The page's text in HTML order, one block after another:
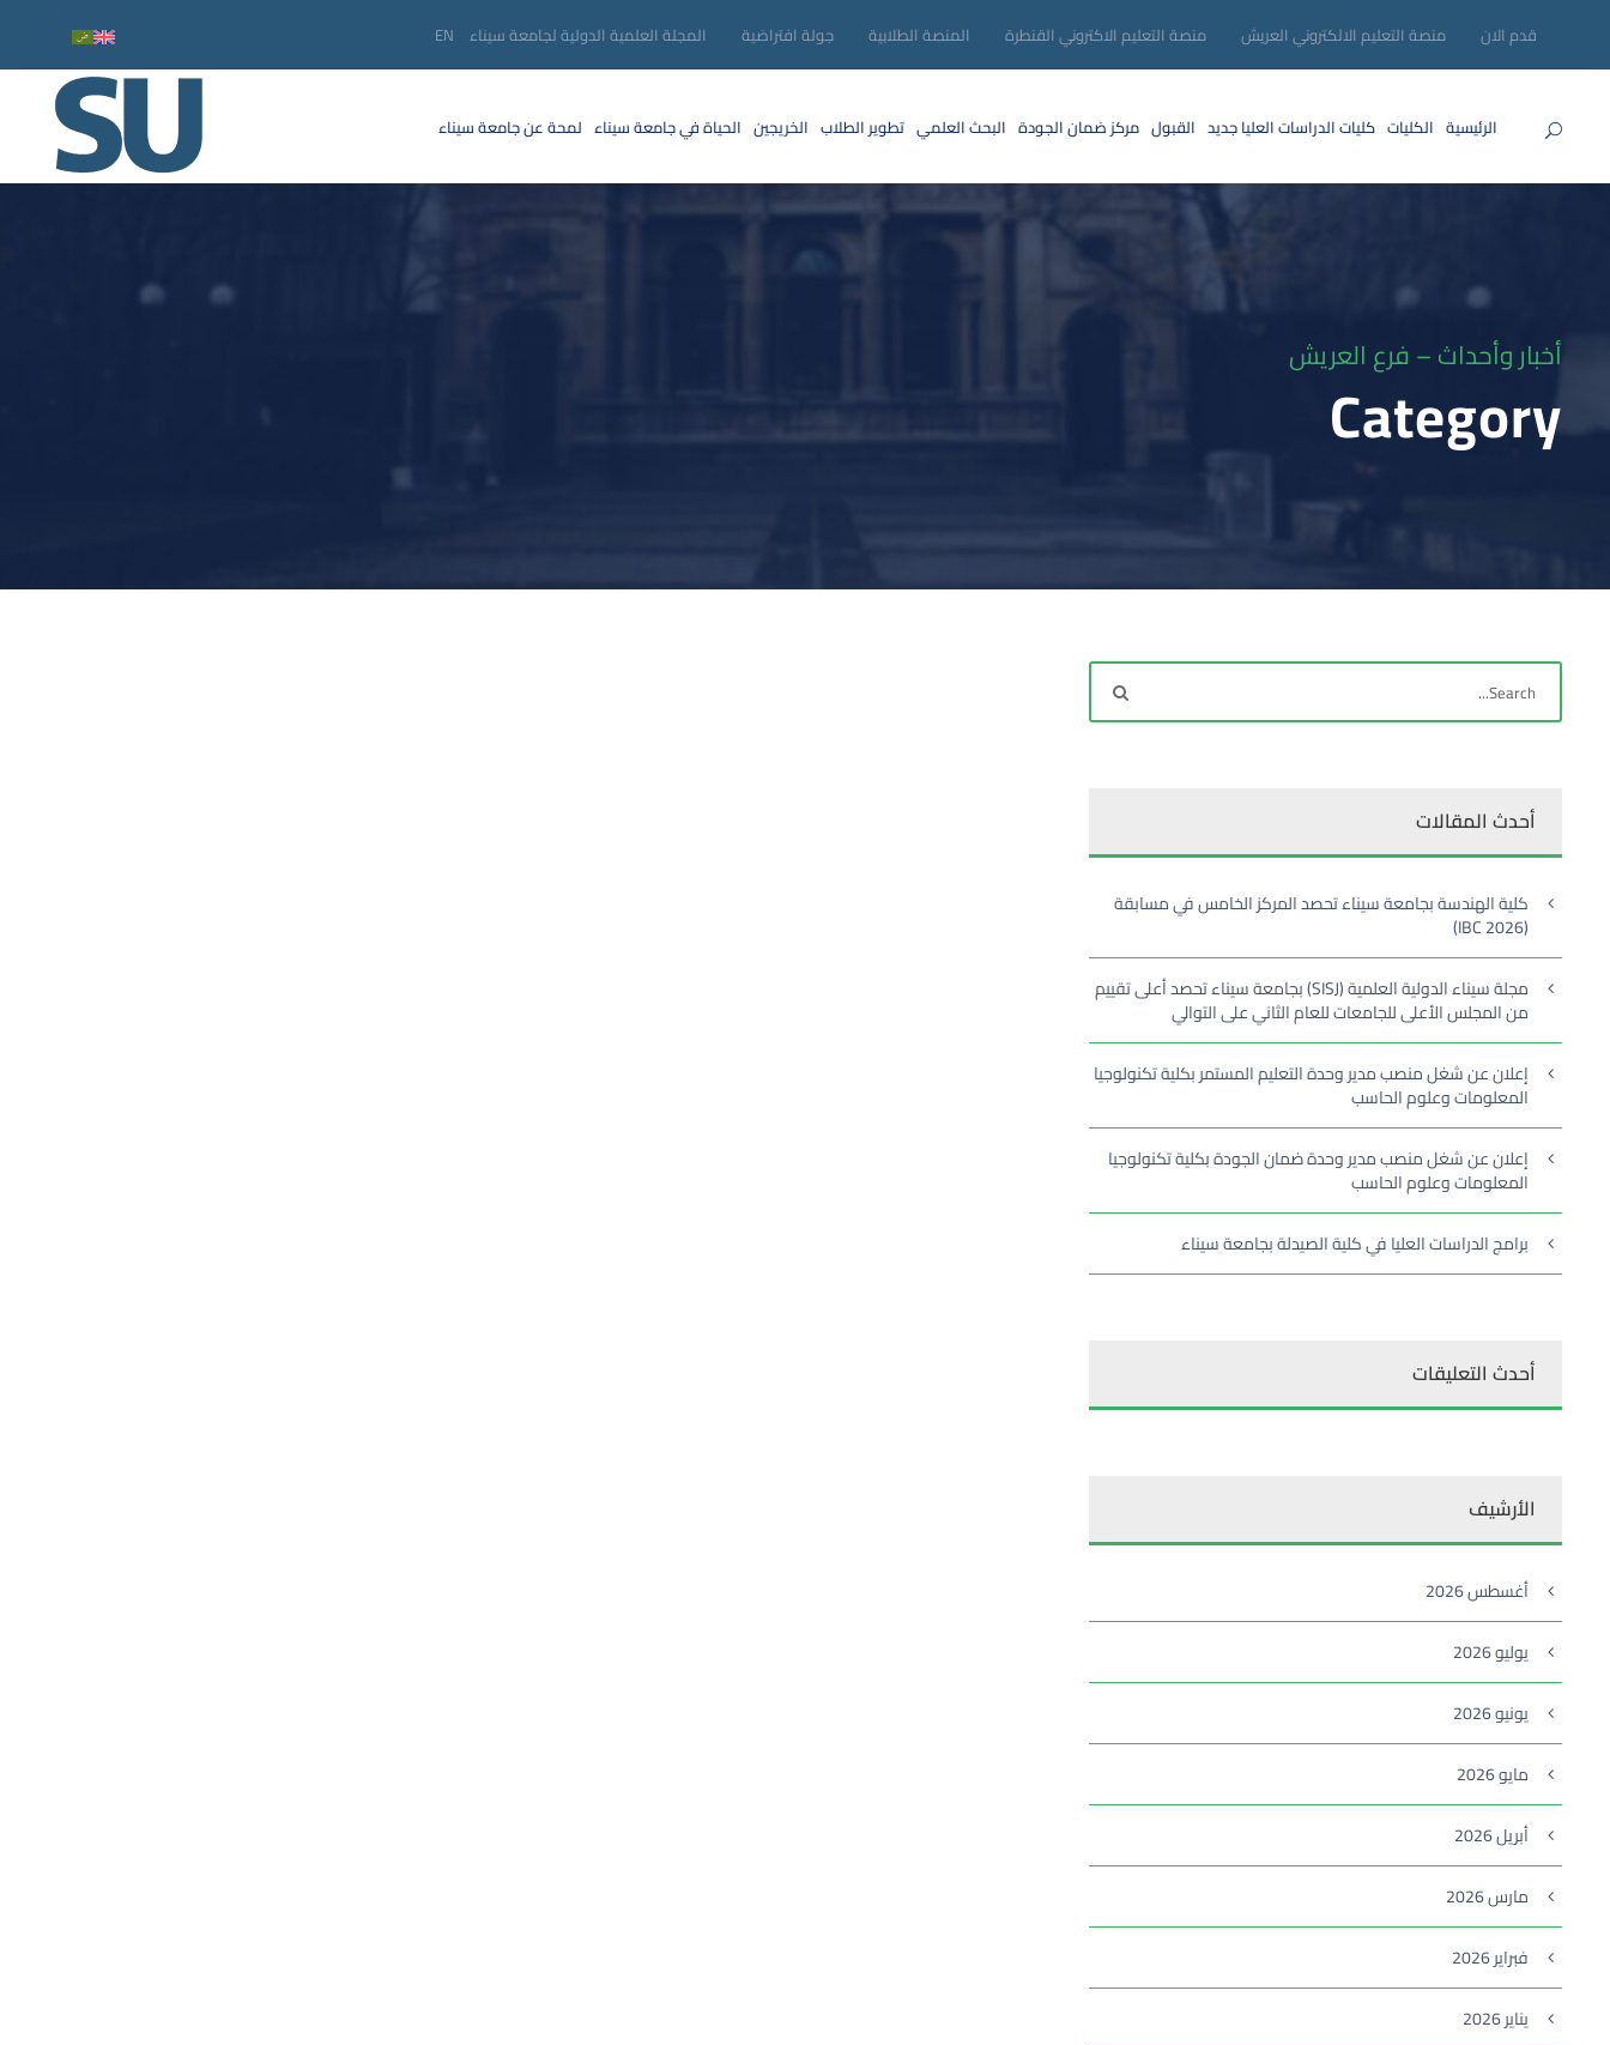
قدم الان منصة التعليم الالكتروني العريش منصة التعليم الاكتروني القنطرة المنصة الطلابية جولة افتراضية المجلة العلمية الدولية لجامعة سيناء EN
الرئيسية الكليات كليات الدراسات العلياجديد القبول مركز ضمان الجودة البحث العلمي تطوير الطلاب الخريجين الحياة في جامعة سيناء لمحة عن جامعة سيناء
أخبار وأحداث – فرع العريش
Category
أحدث المقالات
كلية الهندسة بجامعة سيناء تحصد المركز الخامس في مسابقة
(IBC 2026)
مجلة سيناء الدولية العلمية (SISJ) بجامعة سيناء تحصد أعلى تقييم
من المجلس الأعلى للجامعات للعام الثاني على التوالي
إعلان عن شغل منصب مدير وحدة التعليم المستمر بكلية تكنولوجيا
المعلومات وعلوم الحاسب
إعلان عن شغل منصب مدير وحدة ضمان الجودة بكلية تكنولوجيا
المعلومات وعلوم الحاسب
برامج الدراسات العليا في كلية الصيدلة بجامعة سيناء
أحدث التعليقات
الأرشيف
أغسطس 2026
يوليو 2026
يونيو 2026
مايو 2026
أبريل 2026
مارس 2026
فبراير 2026
يناير 2026